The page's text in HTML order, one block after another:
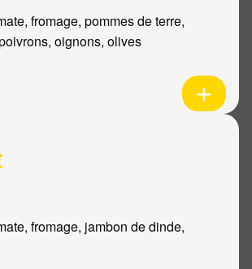
fromage, pommes de terre,
oignons, olives
fromage, jambon de dinde,